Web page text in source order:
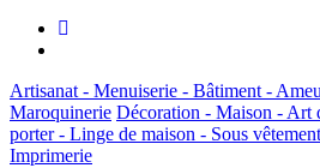
Artisanat - Menuiserie - Bâtiment -
Maroquinerie Décoration - Maison - Art
porter - Linge de maison - Sous
Imprimerie